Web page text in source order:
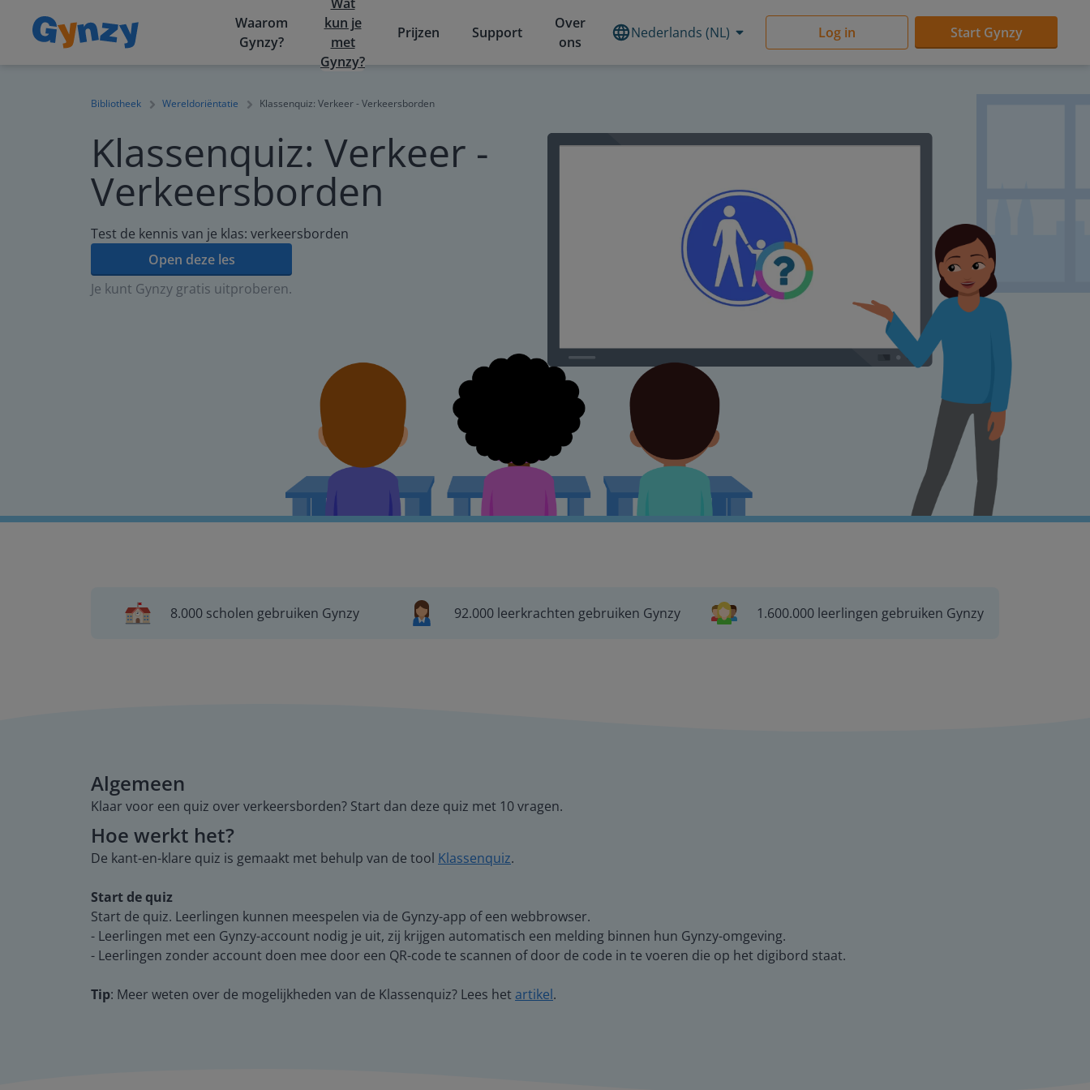
Waarom
Gynzy?
kun je
met
Gynzy?
Prijzen Support
Over
ons
Nederlands (NL) Log in Start Gynzy
Bibliotheek Wereldoriëntatie Klassenquiz: Verkeer - Verkeersborden
Klassenquiz: Verkeer -
Verkeersborden
Test de kennis van je klas: verkeersborden
Open deze les
Je kunt Gynzy gratis uitproberen.
8.000 scholen gebruiken Gynzy 92.000 leerkrachten gebruiken Gynzy 1.600.000 leerlingen gebruiken Gynzy
Algemeen
Klaar voor een quiz over verkeersborden? Start dan deze quiz met 10 vragen.
Hoe werkt het?
De kant-en-klare quiz is gemaakt met behulp van de tool Klassenquiz.
Start de quiz
Start de quiz. Leerlingen kunnen meespelen via de Gynzy-app of een webbrowser.
- Leerlingen met een Gynzy-account nodig je uit, zij krijgen automatisch een melding binnen hun Gynzy-omgeving.
- Leerlingen zonder account doen mee door een QR-code te scannen of door de code in te voeren die op het digibord staat.
Tip: Meer weten over de mogelijkheden van de Klassenquiz? Lees het artikel.